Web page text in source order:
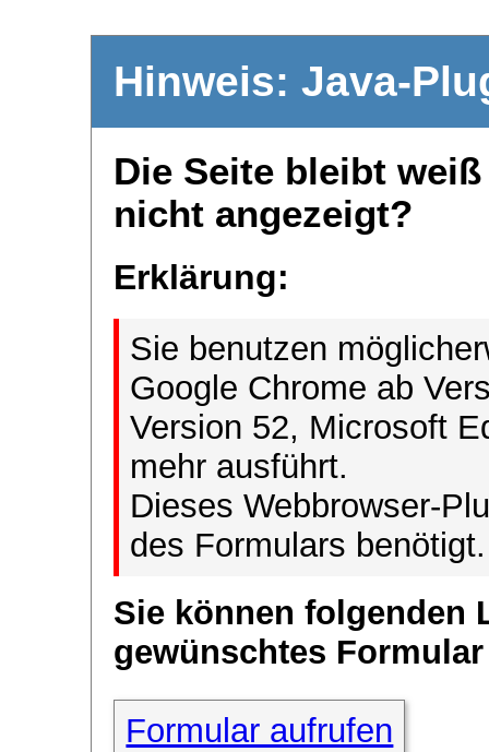
Hinweis: Java-
Die Seite bleibt
nicht angezeigt?
Erklärung:
Sie benutzen
Google Chrome ab
Version 52, Microsoft
mehr ausführt.
Dieses Webbrowser-
des Formulars benötigt.
Sie können folgenden
gewünschtes
Formular aufrufen